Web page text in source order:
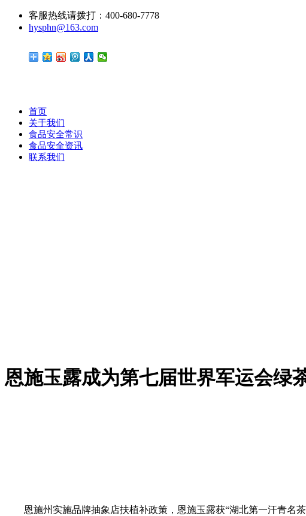
客服热线请拨打：400-680-7778
hysphn@163.com
首页
关于我们
食品安全常识
食品安全资讯
联系我们
恩施玉露成为第七届世界军运会绿
恩施州实施品牌抽象店扶植补政策，恩施玉露获“湖北第一汗青名茶